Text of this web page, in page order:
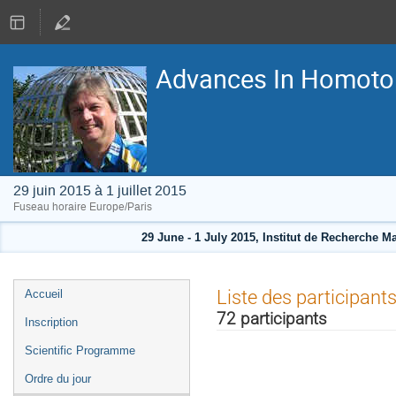
Advances In
29 juin 2015 à 1 juillet 2015
Fuseau horaire Europe/Paris
29 June - 1 July 2015, Institut de Recherche
Menu
de
Accueil
Inscription
Scientific Programme
Ordre du jour
Liste des participants
72 participants